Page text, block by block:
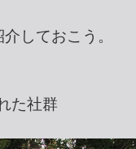
しておこう。
た社群